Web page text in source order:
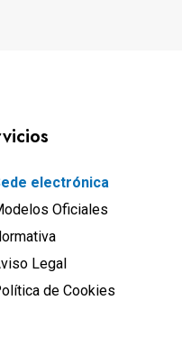
electrónica
Oficiales
Legal
de Cookies